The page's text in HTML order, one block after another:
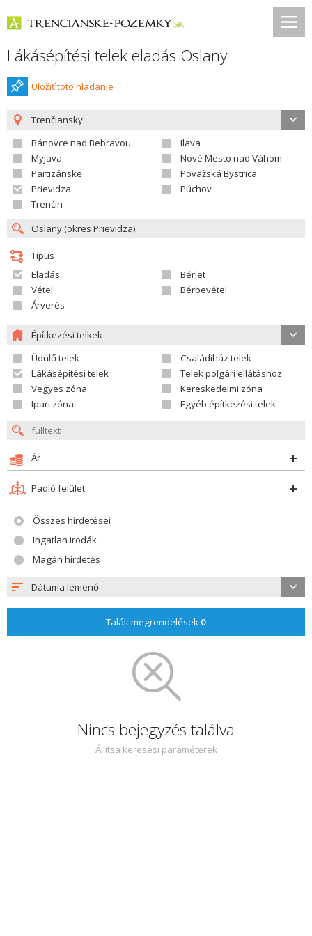
Lákásépítési telek eladás Oslany
Uložiť toto hladanie
Trenčiansky
Bánovce nad Bebravou
Ilava
Myjava
Nové Mesto nad Váhom
Partizánske
Považská Bystrica
Prievidza
Púchov
Trenčín
Típus
Eladás
Bérlet
Vétel
Bérbevétel
Árverés
Építkezési telkek
Üdülő telek
Családiház telek
Lákásépítési telek
Telek polgári ellátáshoz
Vegyes zóna
Kereskedelmi zóna
Ipari zóna
Egyéb építkezési telek
Ár
Padló felület
Összes hirdetései
Ingatlan irodák
Magán hírdetés
Dátuma lemenő
Talált megrendelések 0
Nincs bejegyzés találva
Állítsa keresési paraméterek